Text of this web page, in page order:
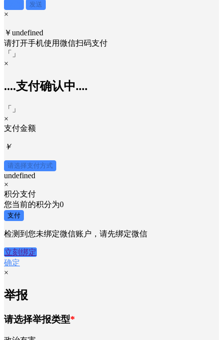
取消
×
￥undefined
「
×
「」
×
支付金额
￥
请选择支付方式
×
积分支付
您当前的积分为
支付
立刻绑定
确定
×